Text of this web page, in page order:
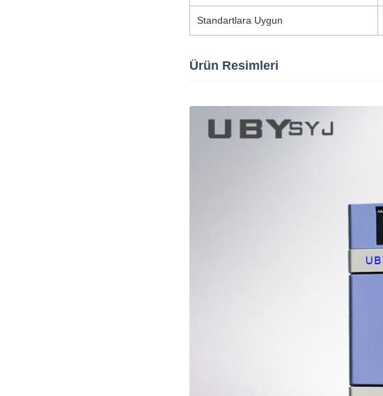
Standartlara Uygun
Ürün Resimleri